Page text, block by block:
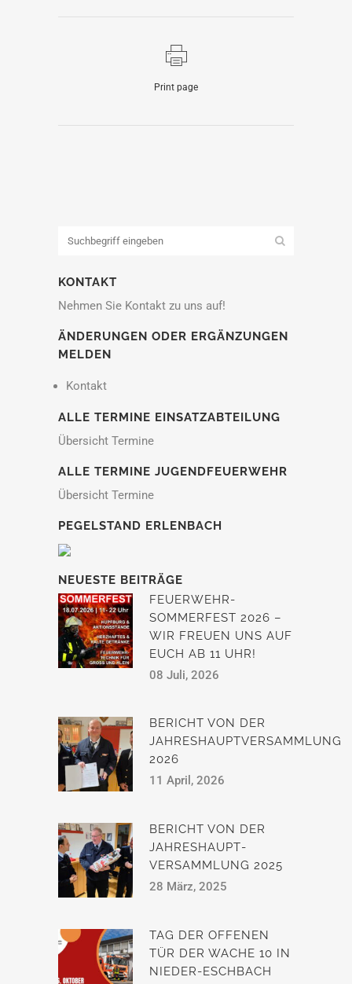
Print page
KONTAKT
Nehmen Sie Kontakt zu uns auf!
ÄNDERUNGEN ODER ERGÄNZUNGEN
MELDEN
Kontakt
ALLE TERMINE EINSATZABTEILUNG
Übersicht Termine
ALLE TERMINE JUGENDFEUERWEHR
Übersicht Termine
PEGELSTAND ERLENBACH
NEUESTE BEITRÄGE
FEUERWEHR-
SOMMERFEST 2026 –
WIR FREUEN UNS AUF
EUCH AB 11 UHR!
08 Juli, 2026
BERICHT VON DER
JAHRESHAUPTVERSAMMLUNG
2026
11 April, 2026
BERICHT VON DER
JAHRESHAUPT­
VERSAMMLUNG 2025
28 März, 2025
TAG DER OFFENEN
TÜR DER WACHE 10 IN
NIEDER-ESCHBACH